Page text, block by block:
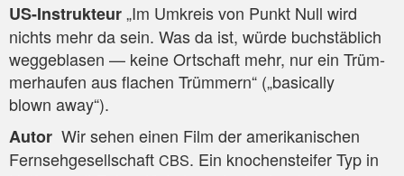
US-Instruk­teur„Im Umkreis von Punkt Null wird
nichts mehr da sein. Was da ist, wür­de buch­stäb­lich
weg­ge­bla­sen — kei­ne Ort­schaft mehr, nur ein Trüm­
mer­hau­fen aus fla­chen Trüm­mern“ („basi­cal­ly
blown away“).
Autor Wir sehen einen Film der ame­ri­ka­ni­schen
Fern­seh­ge­sell­schaft CBS. Ein kno­chenst­ei­fer Typ in